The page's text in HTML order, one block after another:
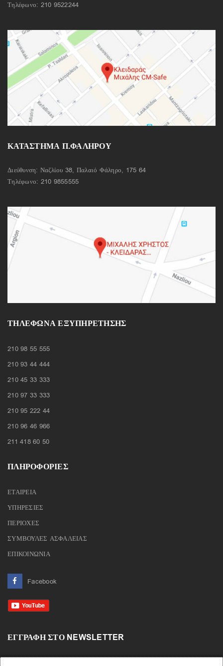
Τηλέφωνο: 210 9522244
ΚΑΤΑΣΤΗΜΑ Π.ΦΑΛΗΡΟΥ
Διεύθυνση: Ναζλίου 38, Παλαιό Φάληρο, 175 64
Τηλέφωνο: 210 9855555
ΤΗΛΈΦΩΝΑ ΕΞΥΠΗΡΈΤΗΣΗΣ
210 98 55 555
210 93 44 444
210 45 33 333
210 97 33 333
210 95 222 44
210 96 46 966
211 418 60 50
ΠΛΗΡΟΦΟΡΙΕΣ
ΕΤΑΙΡΕΙΑ
ΥΠΗΡΕΣΙΕΣ
ΠΕΡΙΟΧΕΣ
ΣΥΜΒΟΥΛΕΣ ΑΣΦΑΛΕΙΑΣ
ΕΠΙΚΟΙΝΩΝΙΑ
Facebook
ΕΓΓΡΑΦΉ ΣΤΟ NEWSLETTER